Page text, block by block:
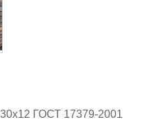
ГОСТ 17379-2001